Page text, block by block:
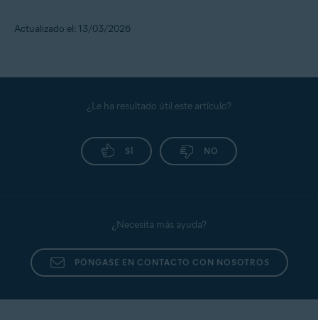
Actualizado el: 13/03/2026
¿Le ha resultado útil este artículo?
SÍ NO
¿Necesita más ayuda?
PÓNGASE EN CONTACTO CON NOSOTROS